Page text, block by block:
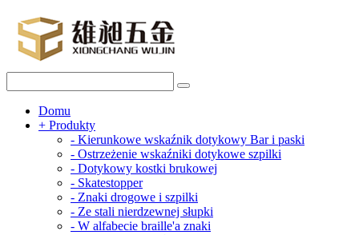
Domu
+ Produkty
- Kierunkowe wskaźnik dotykowy Bar i paski
- Ostrzeżenie wskaźniki dotykowe szpilki
- Dotykowy kostki brukowej
- Skatestopper
- Znaki drogowe i szpilki
- Ze stali nierdzewnej słupki
- W alfabecie braille'a znaki